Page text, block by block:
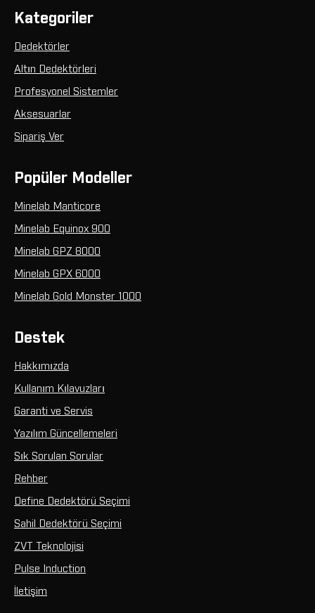
Kategoriler
Dedektörler
Altın Dedektörleri
Profesyonel Sistemler
Aksesuarlar
Sipariş Ver
Popüler Modeller
Minelab Manticore
Minelab Equinox 900
Minelab GPZ 8000
Minelab GPX 6000
Minelab Gold Monster 1000
Destek
Hakkımızda
Kullanım Kılavuzları
Garanti ve Servis
Yazılım Güncellemeleri
Sık Sorulan Sorular
Rehber
Define Dedektörü Seçimi
Sahil Dedektörü Seçimi
ZVT Teknolojisi
Pulse Induction
İletişim